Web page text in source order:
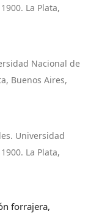
La Plata,
Nacional de
Buenos Aires,
Universidad
La Plata,
forrajera,